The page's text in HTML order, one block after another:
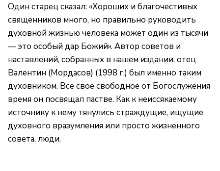
Один старец сказал: «Хороших и благочестивых
священников много, но правильно руководить
духовной жизнью человека может один из тысячи
— это особый дар Божий». Автор советов и
наставлений, собранных в нашем издании, отец
Валентин (Мордасов) (1998 г.) был именно таким
духовником. Все свое свободное от Богослужения
время он посвящал пастве. Как к неиссякаемому
источнику к нему тянулись страждущие, ищущие
духовного вразумления или просто жизненного
совета, люди.